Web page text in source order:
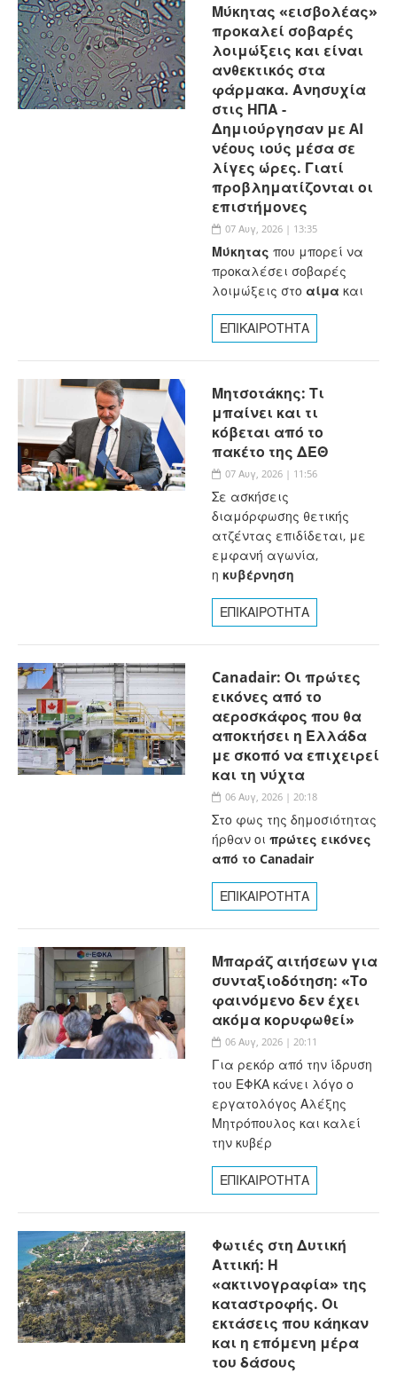
Μύκητας «εισβολέας»
προκαλεί σοβαρές
λοιμώξεις και είναι
ανθεκτικός στα
φάρμακα. Ανησυχία
στις ΗΠΑ -
Δημιούργησαν με AI
νέους ιούς μέσα σε
λίγες ώρες. Γιατί
προβληματίζονται οι
επιστήμονες
07 Αυγ, 2026 | 13:35
Μύκητας που μπορεί να
προκαλέσει σοβαρές
λοιμώξεις στο αίμα και
ΕΠΙΚΑΙΡΟΤΗΤΑ
Μητσοτάκης: Τι
μπαίνει και τι
κόβεται από το
πακέτο της ΔΕΘ
07 Αυγ, 2026 | 11:56
Σε ασκήσεις
διαμόρφωσης θετικής
ατζέντας επιδίδεται, με
εμφανή αγωνία,
η κυβέρνηση
ΕΠΙΚΑΙΡΟΤΗΤΑ
Canadair: Οι πρώτες
εικόνες από το
αεροσκάφος που θα
αποκτήσει η Ελλάδα
με σκοπό να επιχειρεί
και τη νύχτα
06 Αυγ, 2026 | 20:18
Στο φως της δημοσιότητας
ήρθαν οι πρώτες εικόνες
από το Canadair
ΕΠΙΚΑΙΡΟΤΗΤΑ
Μπαράζ αιτήσεων για
συνταξιοδότηση: «Το
φαινόμενο δεν έχει
ακόμα κορυφωθεί»
06 Αυγ, 2026 | 20:11
Για ρεκόρ από την ίδρυση
του ΕΦΚΑ κάνει λόγο ο
εργατολόγος Αλέξης
Μητρόπουλος και καλεί
την κυβέρ
ΕΠΙΚΑΙΡΟΤΗΤΑ
Φωτιές στη Δυτική
Αττική: Η
«ακτινογραφία» της
καταστροφής. Οι
εκτάσεις που κάηκαν
και η επόμενη μέρα
του δάσους